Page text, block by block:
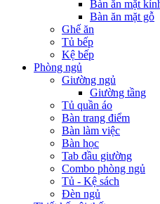
Bàn ăn mặt
Bàn ăn mặt gỗ
Ghế ăn
Tủ bếp
Kệ bếp
Phòng ngủ
Giường ngủ
Giường tầng
Tủ quần áo
Bàn trang điểm
Bàn làm việc
Bàn học
Tab đầu giường
Combo phòng ngủ
Tủ - Kệ sách
Đèn ngủ